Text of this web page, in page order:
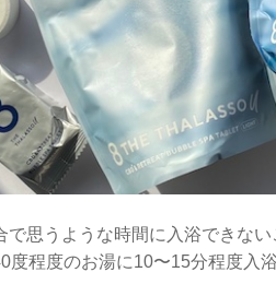
で思うような時間に入浴できな
度程度のお湯に10〜15分程度入